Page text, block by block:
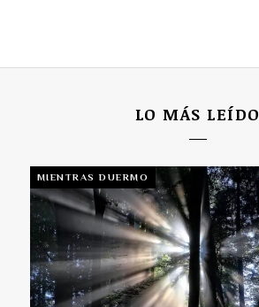
LO MÁS LEÍDO
MIENTRAS DUERMO